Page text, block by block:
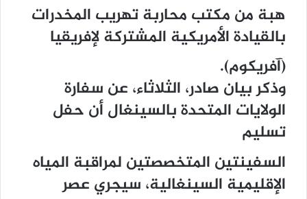
هبة من مكتب محاربة تهريب المخدرات
بالقيادة الأمريكية المشتركة لإفريقيا
(آفريكوم).
وذكر بيان صادر، الثلاثاء، عن سفارة
الولايات المتحدة بالسينغال أن حفل
تسليم
السفينتين المتخصصتين لمراقبة المياه
الإقليمية السينغالية، سيجري عصر